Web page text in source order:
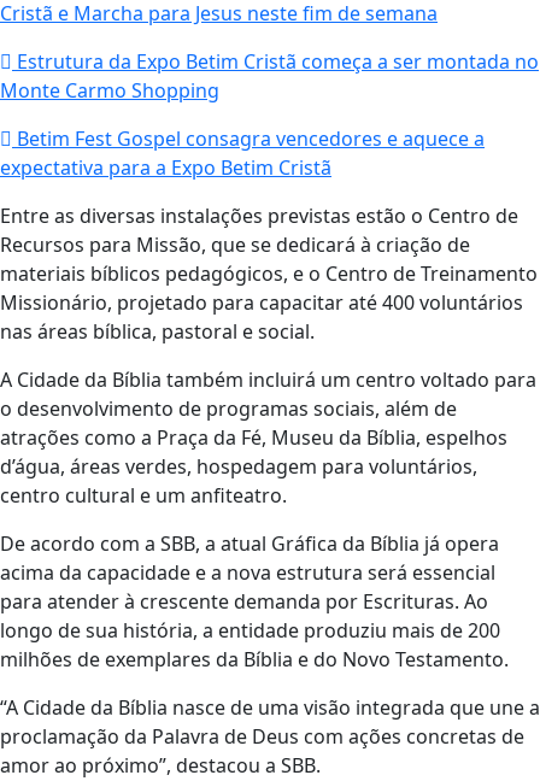
Cristã e Marcha para Jesus neste fim de semana
Estrutura da Expo Betim Cristã começa a ser montada no
Monte Carmo Shopping
Betim Fest Gospel consagra vencedores e aquece a
expectativa para a Expo Betim Cristã
Entre as diversas instalações previstas estão o Centro de
Recursos para Missão, que se dedicará à criação de
materiais bíblicos pedagógicos, e o Centro de Treinamento
Missionário, projetado para capacitar até 400 voluntários
nas áreas bíblica, pastoral e social.
A Cidade da Bíblia também incluirá um centro voltado para
o desenvolvimento de programas sociais, além de
atrações como a Praça da Fé, Museu da Bíblia, espelhos
d’água, áreas verdes, hospedagem para voluntários,
centro cultural e um anfiteatro.
De acordo com a SBB, a atual Gráfica da Bíblia já opera
acima da capacidade e a nova estrutura será essencial
para atender à crescente demanda por Escrituras. Ao
longo de sua história, a entidade produziu mais de 200
milhões de exemplares da Bíblia e do Novo Testamento.
“A Cidade da Bíblia nasce de uma visão integrada que une a
proclamação da Palavra de Deus com ações concretas de
amor ao próximo”, destacou a SBB.